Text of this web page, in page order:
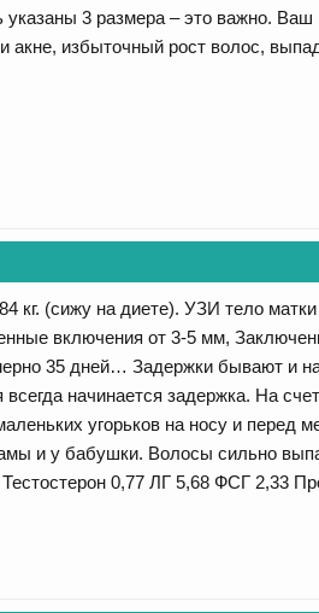
3 размера – это важно.
акне, избыточный рост волос,
кг. (сижу на диете). УЗИ тело
включения от 3-5 мм,
35 дней… Задержки бывают и
начинается задержка. На
угорьков на носу и перед
и у бабушки. Волосы сильно
0,77 ЛГ 5,68 ФСГ 2,33